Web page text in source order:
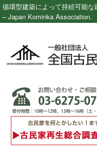
循環型建築によって持続可能な
– Japan Kominka Association.